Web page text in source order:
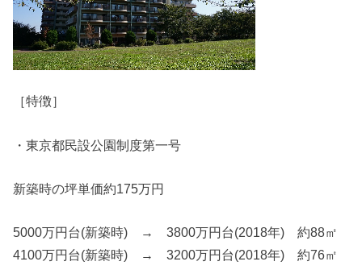
［特徴］
・東京都民設公園制度第一号
新築時の坪単価約175万円
5000万円台(新築時) → 3800万円台(2018年) 約88㎡
4100万円台(新築時) → 3200万円台(2018年) 約76㎡